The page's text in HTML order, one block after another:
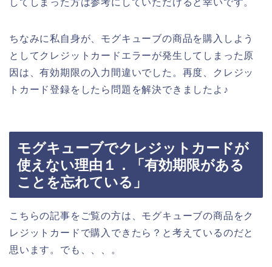
してしまった方は参考にしていただけると幸いです。
ちなみに私自身が、モグキューブの商品を購入しよう
としてクレジットカードエラーが発生してしまった原
因は、有効期限の入力間違いでした。再度、クレジッ
トカード登録をしたら問題を解決できましたよ♪
モグキューブでクレジットカードが
使えない理由１．「有効期限がある
ことを忘れている」
こちらの記事をご覧の方は、モグキューブの商品をク
レジットカードで購入できたら？と考えているのだと
思います。でも、、、。